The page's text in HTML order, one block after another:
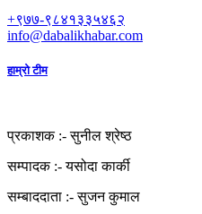
+९७७-९८४१३३५४६२
info@dabalikhabar.com
हाम्रो टीम
प्रकाशक :-सुनील श्रेष्ठ
सम्पादक :-यसोदा कार्की
सम्बाददाता :-सुजन कुमाल